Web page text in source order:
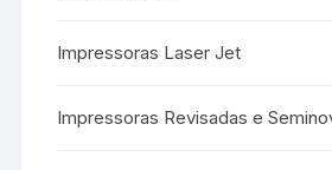
Impressoras Laser Jet
Impressoras Revisadas e